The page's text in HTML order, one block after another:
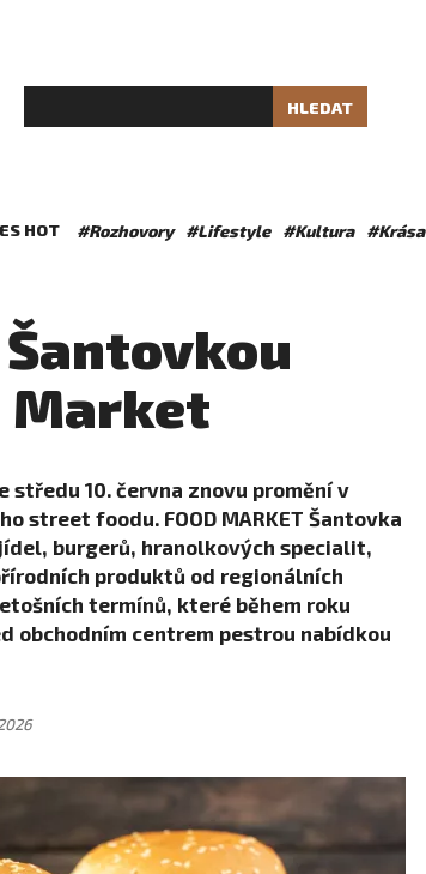
HLEDAT
HOT #Rozhovory #Lifestyle #Kultura #Krása
Market
středu 10. června znovu promění v
street foodu. FOOD MARKET Šantovka
burgerů, hranolkových specialit,
produktů od regionálních
termínů, které během roku
obchodním centrem pestrou nabídkou